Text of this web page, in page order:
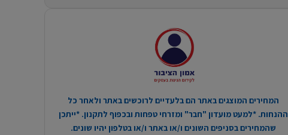
המחירים המוצגים באתר הם בלעדיים לרוכשים באתר ולאחר כל
ההנחות. *למעט מועדון "חבר" ומזרחי טפחות ובכפוף לתקנון. *ייתכן
שהמחירים בסניפים השונים ו/או באתר ו/או בטלפון יהיו שונים.